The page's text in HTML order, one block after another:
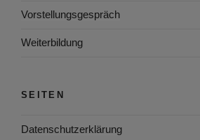
Vorstellungsgespräch
Weiterbildung
SEITEN
Datenschutzerklärung